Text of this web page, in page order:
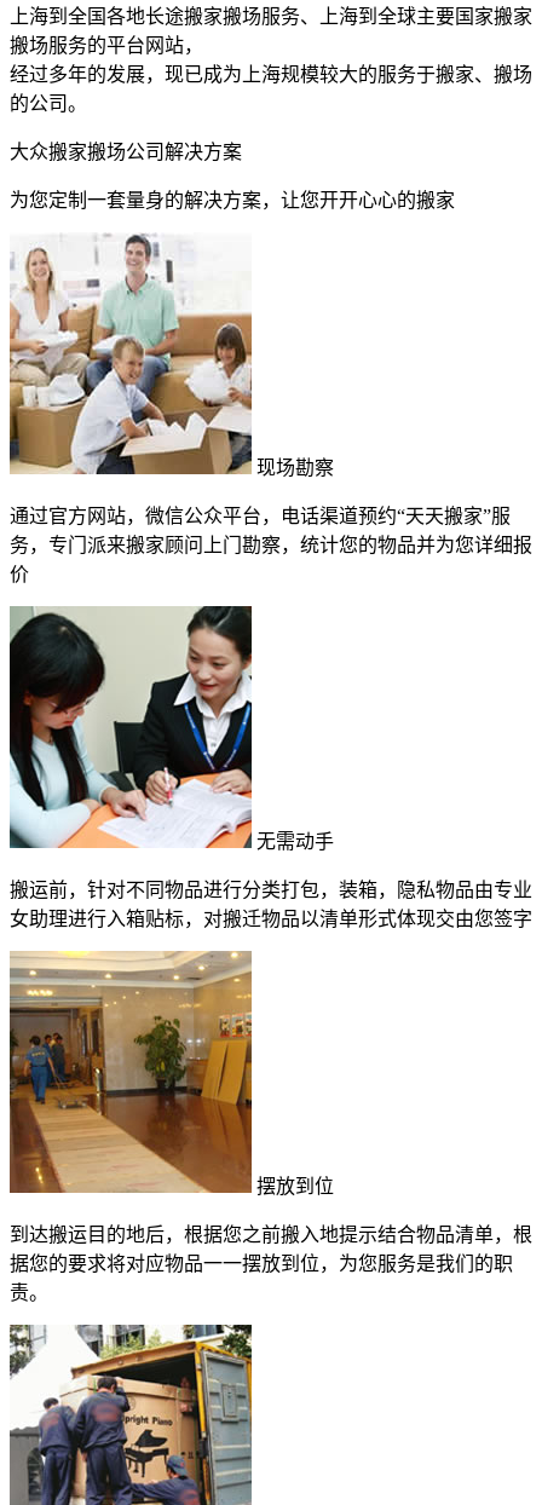
上海到全国各地长途搬家搬场服务、上海到全球主要国家搬家
搬场服务的平台网站，
经过多年的发展，现已成为上海规模较大的服务于搬家、搬场
的公司。
大众搬家搬场公司解决方案
为您定制一套量身的解决方案，让您开开心心的搬家
现场勘察
通过官方网站，微信公众平台，电话渠道预约“天天搬家”服
务，专门派来搬家顾问上门勘察，统计您的物品并为您详细报
价
无需动手
搬运前，针对不同物品进行分类打包，装箱，隐私物品由专业
女助理进行入箱贴标，对搬迁物品以清单形式体现交由您签字
摆放到位
到达搬运目的地后，根据您之前搬入地提示结合物品清单，根
据您的要求将对应物品一一摆放到位，为您服务是我们的职
责。